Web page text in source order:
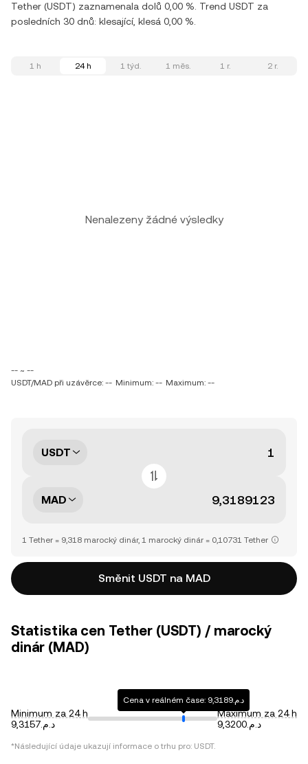
Tether (USDT) zaznamenala dolů 0,00 %. Trend USDT za
posledních 30 dnů: klesající, klesá 0,00 %.
1 h 24 h 1 týd. 1 měs. 1 r. 2 r.
Nenalezeny žádné výsledky
-- ~ --
USDT/MAD při uzávěrce: -- Minimum: -- Maximum: --
USDT
MAD
1 Tether = 9,318 marocký dinár, 1 marocký dinár = 0,10731 Tether
Směnit USDT na MAD
Statistika cen Tether (USDT) / marocký
dinár (MAD)
Minimum za 24 h
د.م.9,3157
Cena v reálném čase: د.م.9,3189
Maximum za 24 h
د.م.9,3200
*Následující údaje ukazují informace o trhu pro: USDT.